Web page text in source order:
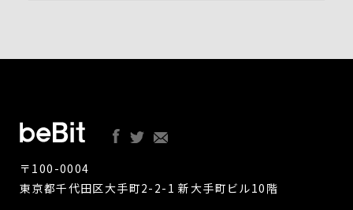
〒100-0004
東京都千代田区大手町2-2-1 新大手町ビル10階